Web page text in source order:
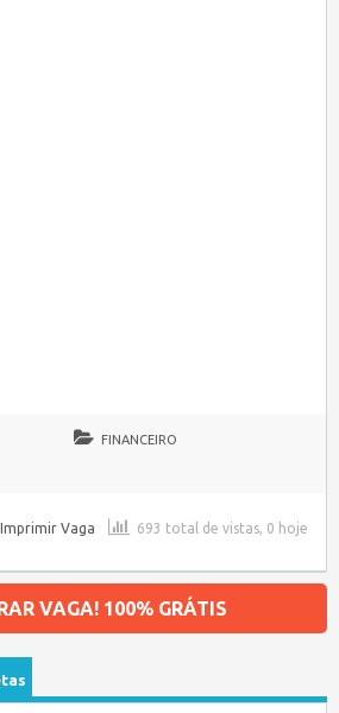
FINANCEIRO
693 total de vistas, 0 hoje
Imprimir Vaga
VAGA! 100% GRÁTIS